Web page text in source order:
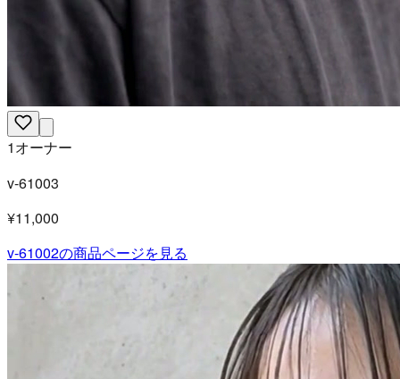
1オーナー
v-61003
¥11,000
v-61002の商品ページを見る